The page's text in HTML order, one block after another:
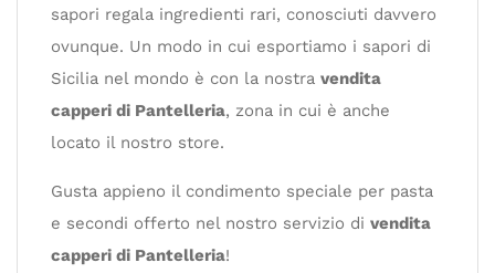
sapori regala ingredienti rari, conosciuti davvero
ovunque. Un modo in cui esportiamo i sapori di
Sicilia nel mondo è con la nostra vendita
capperi di Pantelleria, zona in cui è anche
locato il nostro store.
Gusta appieno il condimento speciale per pasta
e secondi offerto nel nostro servizio di vendita
capperi di Pantelleria!